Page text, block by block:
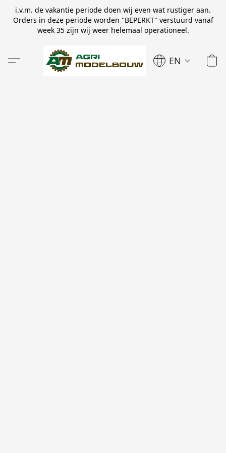
i.v.m. de vakantie periode doen wij even wat rustiger aan.
Orders in deze periode worden ''BEPERKT" verstuurd vanaf
week 35 zijn wij weer helemaal operationeel.
EN